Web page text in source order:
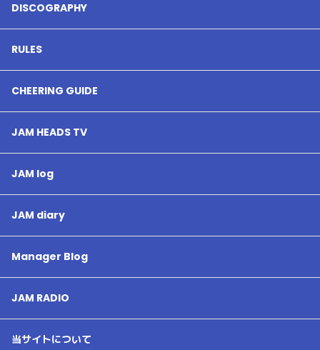
DISCOGRAPHY
RULES
CHEERING GUIDE
JAM HEADS TV
JAM log
JAM diary
Manager Blog
JAM RADIO
当サイトについて